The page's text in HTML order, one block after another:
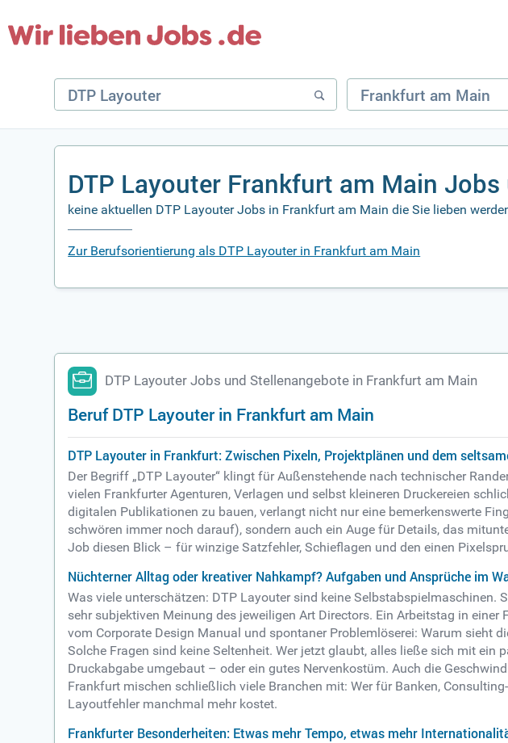
DTP Layouter Frankfurt am Main
keine aktuellen DTP Layouter Jobs in Frankfurt am Main die Sie lieben
Zur Berufsorientierung als DTP Layouter in Frankfurt am Main
DTP Layouter Jobs und Stellenangebote in Frankfurt am Main
Beruf DTP Layouter in Frankfurt am Main
DTP Layouter in Frankfurt: Zwischen Pixeln, Projektplänen und dem
Der Begriff „DTP Layouter“ klingt für Außenstehende nach technischer
vielen Frankfurter Agenturen, Verlagen und selbst kleineren Druckereien
digitalen Publikationen zu bauen, verlangt nicht nur eine bemerkenswerte
schwören immer noch darauf), sondern auch ein Auge für Details, das
Job diesen Blick – für winzige Satzfehler, Schieflagen und den einen
Nüchterner Alltag oder kreativer Nahkampf? Aufgaben und Ansprüche im
Was viele unterschätzen: DTP Layouter sind keine
sehr subjektiven Meinung des jeweiligen Art Directors. Ein Arbeitstag in
vom Corporate Design Manual und spontaner Problemlöserei: Warum sieht
Solche Fragen sind keine Seltenheit. Wer jetzt glaubt, alles ließe sich mit
Druckabgabe umgebaut – oder ein gutes Nervenkostüm. Auch die
Frankfurt mischen schließlich viele Branchen mit: Wer für Banken,
Layoutfehler manchmal mehr kostet.
Frankfurter Besonderheiten: Etwas mehr Tempo, etwas mehr